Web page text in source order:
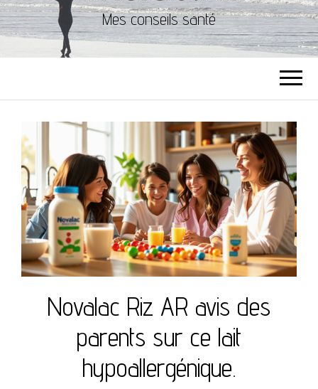
Mes conseils santé
Novalac Riz AR avis des
parents sur ce lait
hypoallergénique.